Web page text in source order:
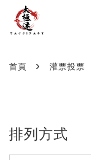
首頁 › 灌票投票
排列方式